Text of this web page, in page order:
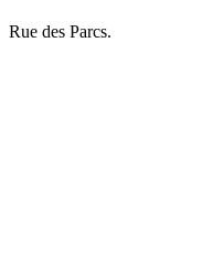
Rue des Parcs.